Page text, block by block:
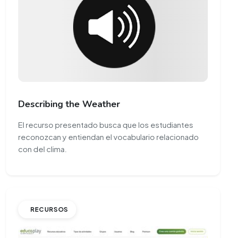
Describing the Weather
El recurso presentado busca que los estudiantes
reconozcan y entiendan el vocabulario relacionado
con del clima.
RECURSOS